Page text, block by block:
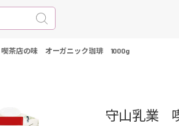
茶店の味 オーガニック珈琲 1000g
守山乳業